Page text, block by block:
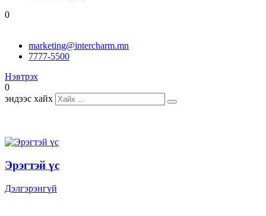
0
marketing@intercharm.mn
7777-5500
Нэвтрэх
0
эндээс хайх
Эрэгтэй үс
Дэлгэрэнгүй